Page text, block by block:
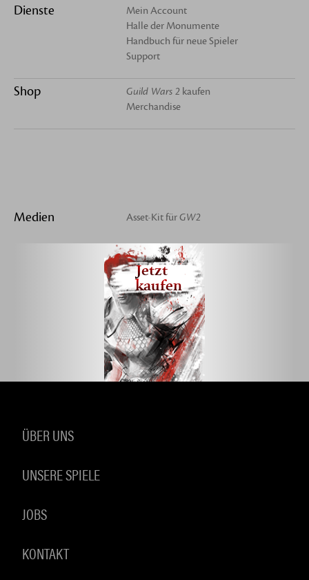
Dienste
Mein Account
Halle der Monumente
Handbuch für neue Spieler
Support
Shop Guild Wars 2 kaufen
Merchandise
Medien Asset-Kit fürGW2
Jetzt
kaufen
ÜBER UNS
UNSERE SPIELE
JOBS
KONTAKT